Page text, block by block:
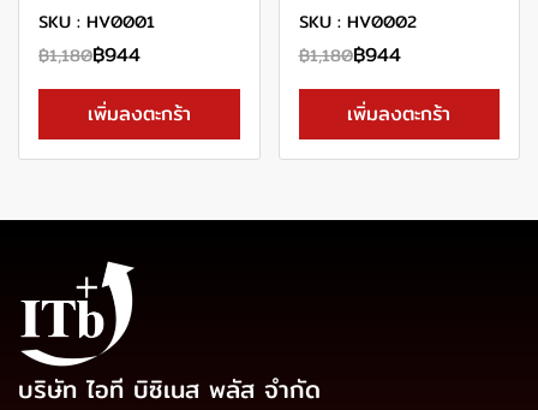
SKU : HV0001
฿1,180฿944
เพิ่มลงตะกร้า
SKU : HV0002
฿1,180฿944
เพิ่มลงตะกร้า
บริษัท ไอที บิซิเนส พลัส จำกัด